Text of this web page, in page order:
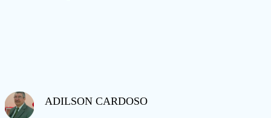
ADILSON CARDOSO